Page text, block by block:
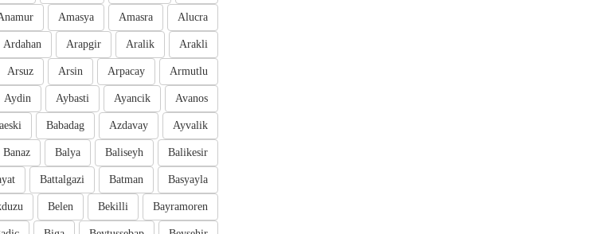
Alucra
Amasra
Amasya
Arakli
Aralik
Arapgir
Ardahan
Armutlu
Arpacay
Arsin
Arsuz
Avanos
Ayancik
Aybasti
Aydin
Ayvalik
Azdavay
Babadag
Balikesir
Baliseyh
Balya
Banaz
Basyayla
Batman
Battalgazi
Bayramoren
Bekilli
Belen